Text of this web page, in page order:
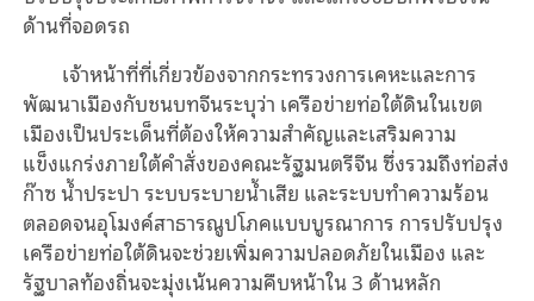
ด้านที่จอดรถ
เจ้าหน้าที่ที่เกี่ยวข้องจากกระทรวงการเคหะและการ
พัฒนาเมืองกับชนบทจีนระบุว่า เครือข่ายท่อใต้ดินในเขต
เมืองเป็นประเด็นที่ต้องให้ความสำคัญและเสริมความ
แข็งแกร่งภายใต้คำสั่งของคณะรัฐมนตรีจีน ซึ่งรวมถึงท่อส่ง
ก๊าซ น้ำประปา ระบบระบายน้ำเสีย และระบบทำความร้อน
ตลอดจนอุโมงค์สาธารณูปโภคแบบบูรณาการ การปรับปรุง
เครือข่ายท่อใต้ดินจะช่วยเพิ่มความปลอดภัยในเมือง และ
รัฐบาลท้องถิ่นจะมุ่งเน้นความคืบหน้าใน 3 ด้านหลัก